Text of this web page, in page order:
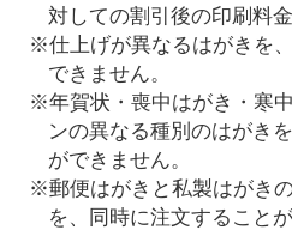
対しての割引後の印刷料
※仕上げが異なるはがきを
できません。
※年賀状・喪中はがき・寒
ンの異なる種別のはがき
ができません。
※郵便はがきと私製はがき
を、同時に注文すること